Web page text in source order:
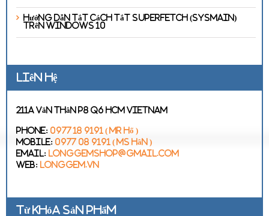
Hướng dẫn tắt cách tắt Superfetch (SysMain)
trên Windows 10
Liên Hệ
211A Văn Thân P8 Q6 HCM Vietnam
Phone: 0977 18 9191 ( Mr Hổ )
Mobile: 0977 08 9191 ( Ms Hân )
Email:
longgemshop@gmail.com
Web:
Longgem.vn
Từ khóa sản phẩm